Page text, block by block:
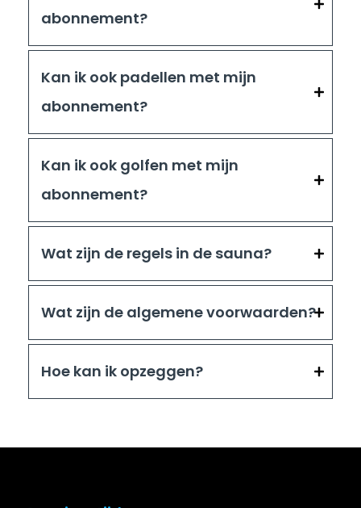
abonnement?
Kan ik ook padellen met mijn
abonnement?
Kan ik ook golfen met mijn
abonnement?
Wat zijn de regels in de sauna?
Wat zijn de algemene voorwaarden?
Hoe kan ik opzeggen?